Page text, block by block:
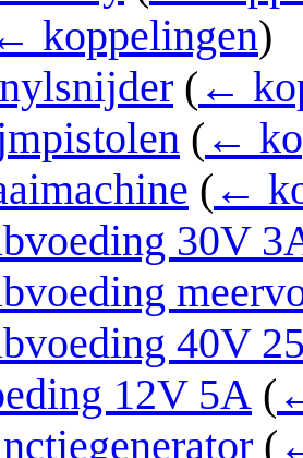
koppelingen)
( ←
( ←
( ←
30V
40V
12V 5A (
(